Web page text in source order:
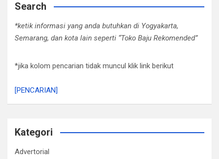
Search
*ketik informasi yang anda butuhkan di Yogyakarta,
Semarang, dan kota lain seperti “Toko Baju Rekomended”
*jika kolom pencarian tidak muncul klik link berikut
[PENCARIAN]
Kategori
Advertorial